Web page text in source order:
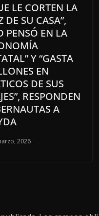
LE CORTEN LA
DE SU CASA”,
PENSÓ EN LA
Y “GASTA
EN
DE SUS
RESPONDEN
A
2026